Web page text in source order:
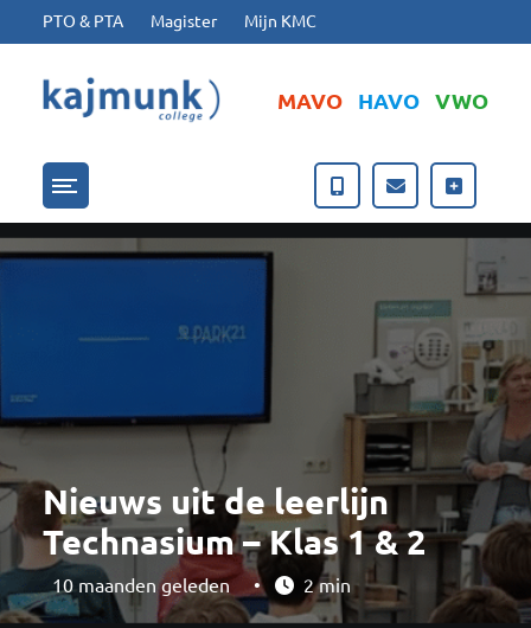
Ga naar hoofdinhoud
Ga naar footer
PTO & PTA Magister Mijn KMC
MAVO HAVO VWO
Menu openen/sluiten
Nieuws uit de leerlijn
Technasium – Klas 1 & 2
10 maanden geleden • 2 min